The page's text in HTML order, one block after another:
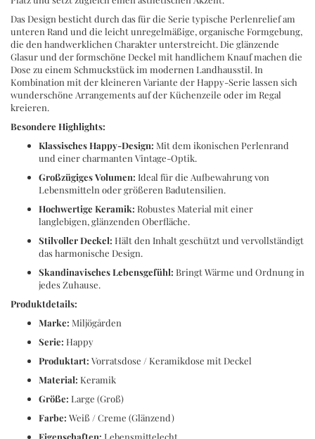
Das Design besticht durch das für die Serie typische Perlenrelief am
unteren Rand und die leicht unregelmäßige, organische Formgebung,
die den handwerklichen Charakter unterstreicht. Die glänzende
Glasur und der formschöne Deckel mit handlichem Knauf machen die
Dose zu einem Schmuckstück im modernen Landhausstil. In
Kombination mit der kleineren Variante der Happy-Serie lassen sich
wunderschöne Arrangements auf der Küchenzeile oder im Regal
kreieren.
Besondere Highlights:
Klassisches Happy-Design: Mit dem ikonischen Perlenrand
und einer charmanten Vintage-Optik.
Großzügiges Volumen: Ideal für die Aufbewahrung von
Lebensmitteln oder größeren Badutensilien.
Hochwertige Keramik: Robustes Material mit einer
langlebigen, glänzenden Oberfläche.
Stilvoller Deckel: Hält den Inhalt geschützt und vervollständigt
das harmonische Design.
Skandinavisches Lebensgefühl: Bringt Wärme und Ordnung in
jedes Zuhause.
Produktdetails:
Marke: Miljögården
Serie: Happy
Produktart: Vorratsdose / Keramikdose mit Deckel
Material: Keramik
Größe: Large (Groß)
Farbe: Weiß / Creme (Glänzend)
Eigenschaften: Lebensmittelecht